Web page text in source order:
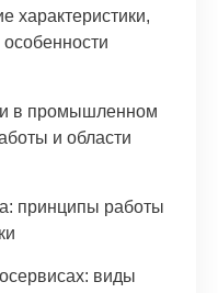
характеристики,
в промышленном
и области
принципы работы
виды